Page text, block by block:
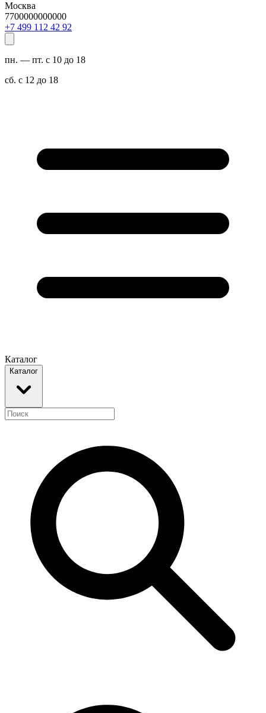
Москва
7700000000000
29 24 211 994 7+
пн. — пт. с 10 до 18
сб. с 12 до 18
Каталог
Каталог